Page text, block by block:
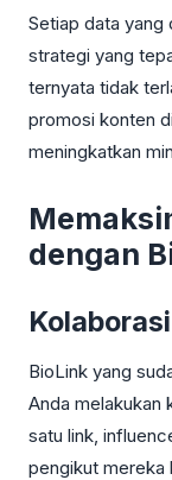
Setiap data yang
strategi yang
ternyata tidak
promosi konten
meningkatkan
dengan
BioLink yang
Anda melakukan
satu link,
pengikut mereka